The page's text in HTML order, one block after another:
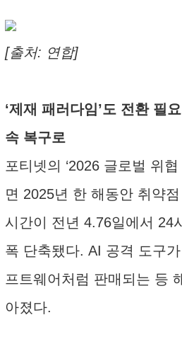
[출처: 연합]
‘제재 패러다임’도 전환 필
속 복구로
포티넷의 ‘2026 글로벌 위
면 2025년 한 해동안 취약
시간이 전년 4.76일에서 24
폭 단축됐다. AI 공격 도구
프트웨어처럼 판매되는 등
아졌다.